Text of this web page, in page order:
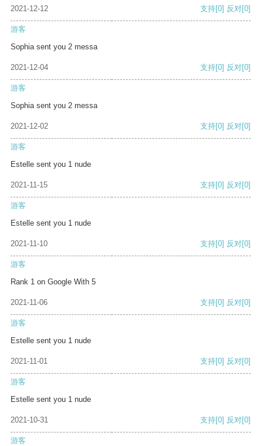
2021-12-12 支持[0] 反对[0]
游客
Sophia sent you 2 messa
2021-12-04 支持[0] 反对[0]
游客
Sophia sent you 2 messa
2021-12-02 支持[0] 反对[0]
游客
Estelle sent you 1 nude
2021-11-15 支持[0] 反对[0]
游客
Estelle sent you 1 nude
2021-11-10 支持[0] 反对[0]
游客
Rank 1 on Google With 5
2021-11-06 支持[0] 反对[0]
游客
Estelle sent you 1 nude
2021-11-01 支持[0] 反对[0]
游客
Estelle sent you 1 nude
2021-10-31 支持[0] 反对[0]
游客